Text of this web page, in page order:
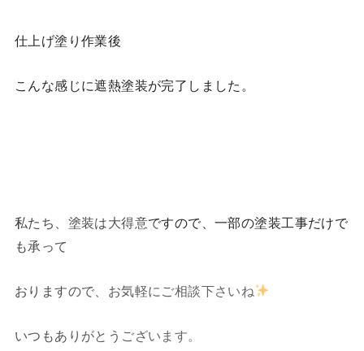
仕上げ塗り作業後
こんな感じに遮熱塗装が完了しました。
私たち、塗装は大得意ですので、一部の塗装工事だけで
も承って
おりますので、お気軽にご相談下さいね
いつもありがとうございます。